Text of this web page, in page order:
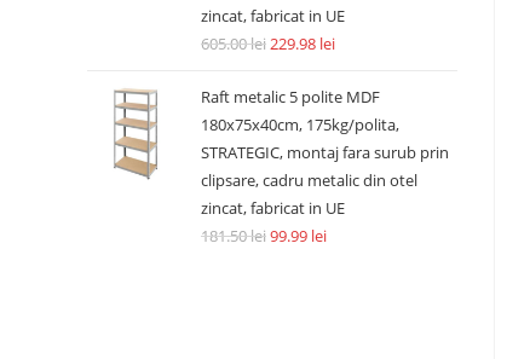
zincat, fabricat in UE
605.00lei229.98 lei
Raft metalic 5 polite MDF
180x75x40cm, 175kg/polita,
STRATEGIC, montaj fara surub prin
clipsare, cadru metalic din otel
zincat, fabricat in UE
181.50lei99.99 lei